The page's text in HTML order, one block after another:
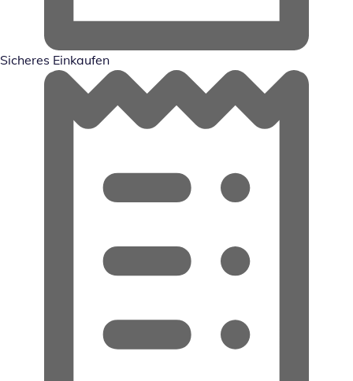
Sicheres Einkaufen